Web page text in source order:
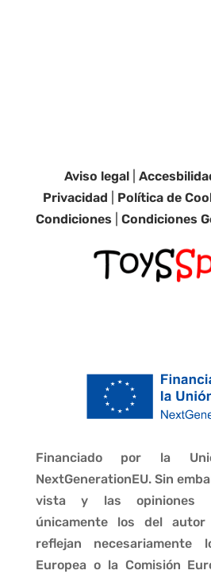
Aviso legal |
Privacidad
Política de
Condiciones |Condiciones
Financiado por la
NextGenerationEU. Sin
vista y las opiniones
únicamente los del
reflejan
Europea o la Comisión